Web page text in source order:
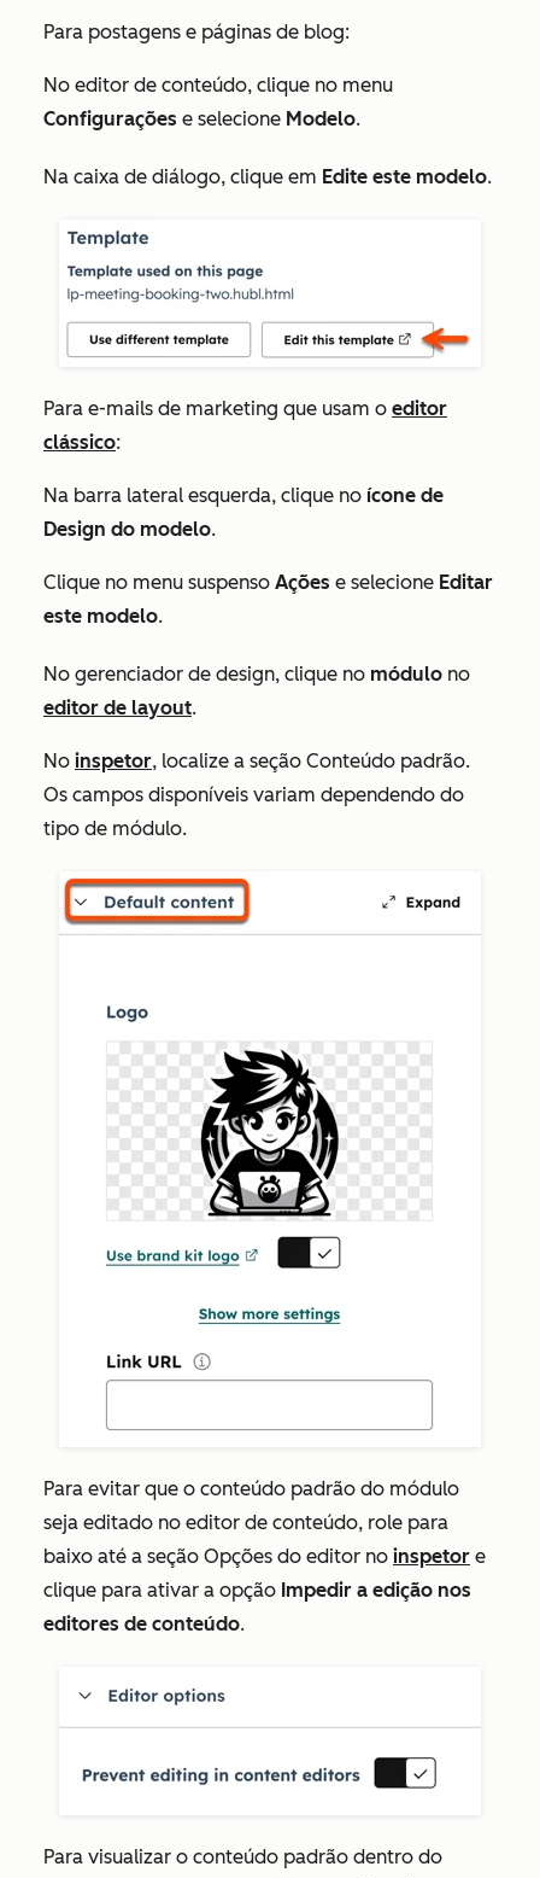
Para postagens e páginas de blog:
No editor de conteúdo, clique no menu
Configurações e selecione Modelo.
Na caixa de diálogo, clique em Edite este modelo.
Para e-mails de marketing que usam o editor
clássico:
Na barra lateral esquerda, clique no ícone de
Design do modelo.
Clique no menu suspenso Ações e selecione Editar
este modelo.
No gerenciador de design, clique no módulo no
editor de layout.
No inspetor, localize a seção Conteúdo padrão.
Os campos disponíveis variam dependendo do
tipo de módulo.
Para evitar que o conteúdo padrão do módulo
seja editado no editor de conteúdo, role para
baixo até a seção Opções do editor no inspetor e
clique para ativar a opção Impedir a edição nos
editores de conteúdo.
Para visualizar o conteúdo padrão dentro do